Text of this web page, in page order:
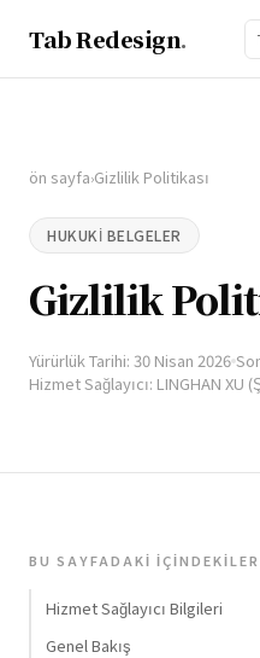
Tab Redesign.
ön sayfa›Gizlilik Politikası
HUKUKI BELGELER
Gizlilik
Yürürlük Tarihi: 30 Nisan 2026
Hizmet Sağlayıcı: LINGHAN XU
BU SAYFADAKI
Hizmet Sağlayıcı Bilgileri
Genel Bakış